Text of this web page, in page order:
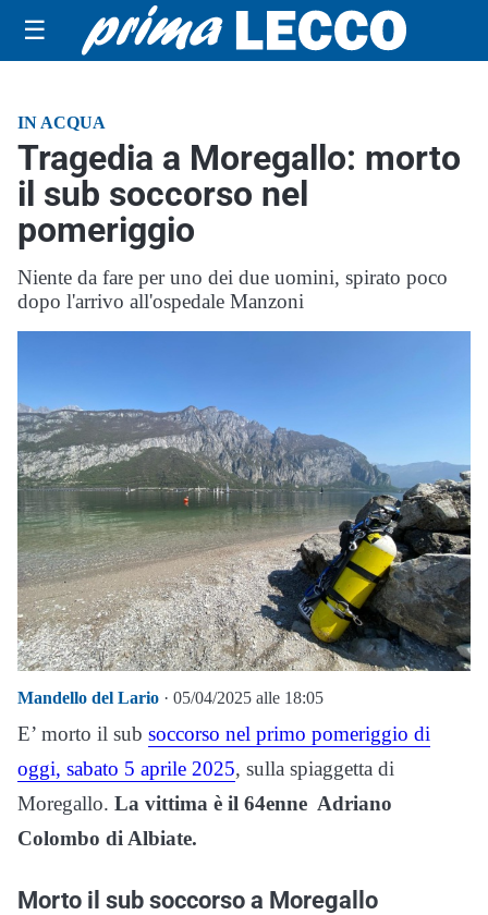
☰
IN ACQUA
Tragedia a Moregallo: morto
il sub soccorso nel
pomeriggio
Niente da fare per uno dei due uomini, spirato poco
dopo l'arrivo all'ospedale Manzoni
Mandello del Lario · 05/04/2025 alle 18:05
E’ morto il sub soccorso nel primo pomeriggio di
oggi, sabato 5 aprile 2025, sulla spiaggetta di
Moregallo. La vittima è il 64enne Adriano
Colombo di Albiate.
Morto il sub soccorso a Moregallo